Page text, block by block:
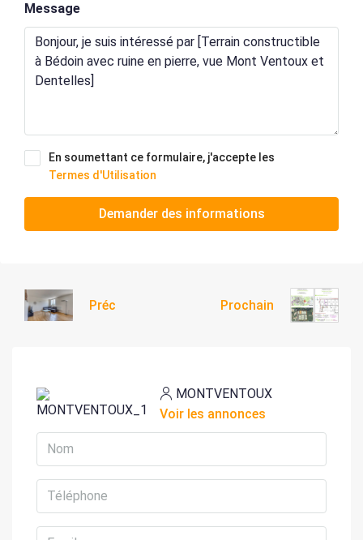
Message
En soumettant ce formulaire, j'accepte les
Termes d'Utilisation
Demander des informations
Préc Prochain
MONTVENTOUX
Voir les annonces